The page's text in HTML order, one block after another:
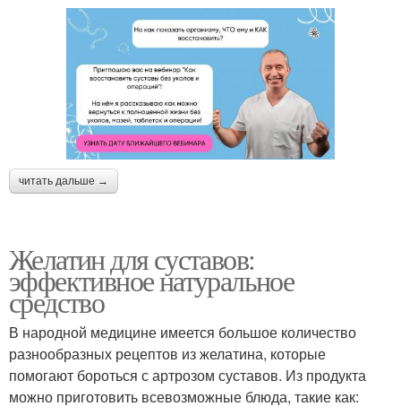
читать дальше →
Желатин для суставов:
эффективное натуральное
средство
В народной медицине имеется большое количество
разнообразных рецептов из желатина, которые
помогают бороться с артрозом суставов. Из продукта
можно приготовить всевозможные блюда, такие как: